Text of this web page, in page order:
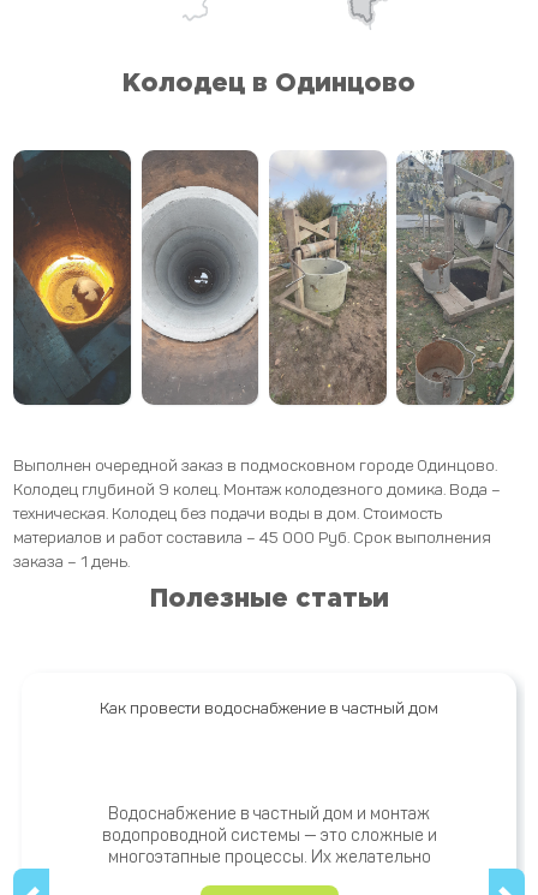
Колодец в Одинцово
Выполнен очередной заказ в подмосковном городе Одинцово.
Колодец глубиной 9 колец. Монтаж колодезного домика. Вода –
техническая. Колодец без подачи воды в дом. Стоимость
материалов и работ составила – 45 000 Руб. Срок выполнения
заказа – 1 день.
Полезные статьи
Как провести водоснабжение в частный дом
Водоснабжение в частный дом и монтаж
водопроводной системы — это сложные и
многоэтапные процессы. Их желательно